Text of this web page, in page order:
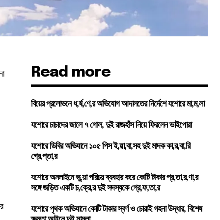
Read more
বিয়ের প্রলোভনে ধ,র্ষ,ণে,র অভিযোগ আদালতের নির্দেশে যশোরে মা,ম,লা
যশোরে চাচাদের জালে ৭ গোল, দুই রাজহাঁস নিয়ে ফিরলেন ভাইপোরা
যশোরে ডিবির অভিযানে ১০৫ পিস ই,য়া,বা,সহ দুই মাদক কা,র,বা,রি
গ্রে,প্তা,র
যশোরে অনলাইনে ভু,য়া পরিচয় ব্যবহার করে কোটি টাকার প্র,তা,র,ণা,র
সঙ্গে জড়িত একটি চ,ক্রে,র দুই সদস্যকে গ্রে,ফ,তা,র
যশোরে পৃথক অভিযানে কোটি টাকার স্বর্ণ ও চোরাই গহনা উদ্ধার, বিশেষ